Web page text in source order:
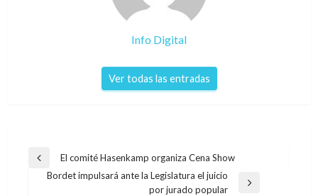
Info Digital
Ver todas las entradas
Navegación
Entrada
anterior
El comité Hasenkamp organiza Cena Show
Bordet impulsará ante la Legislatura el juicio
por jurado popular